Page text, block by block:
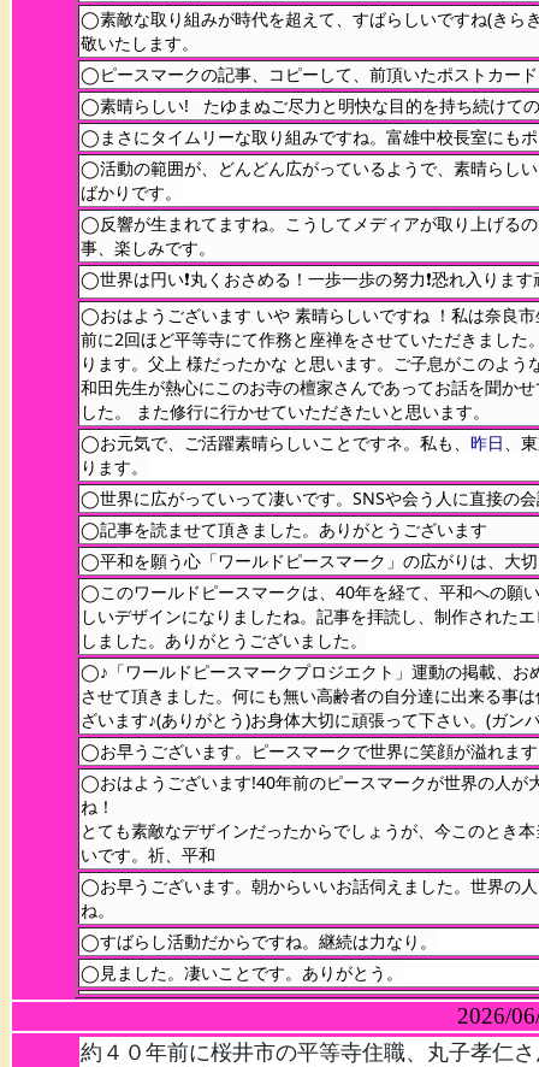
◯素敵な取り組みが時代を超えて、すばらしいですね(きら
敬いたします。
◯ピースマークの記事、コピーして、前頂いたポストカー
◯素晴らしい! たゆまぬご尽力と明快な目的を持ち続けて
◯まさにタイムリーな取り組みですね。富雄中校長室にも
◯活動の範囲が、どんどん広がっているようで、素晴らし
ばかりです。
◯反響が生まれてますね。こうしてメディアが取り上げる
事、楽しみです。
◯世界は円い❗丸くおさめる！一歩一歩の努力❗恐れ入りま
◯おはようございます いや 素晴らしいですね ！私は奈良
前に2回ほど平等寺にて作務と座禅をさせていただきまし
ります。父上 様だったかな と思います。ご子息がこのよ
和田先生が熱心にこのお寺の檀家さんであってお話を聞か
した。 また修行に行かせていただきたいと思います。
◯お元気で、ご活躍素晴らしいことですネ。私も、 昨日、
ります。
◯世界に広がっていって凄いです。SNSや会う人に直接の
◯記事を読ませて頂きました。ありがとうございます
◯平和を願う心「ワールドピースマーク」の広がりは、大
◯このワールドピースマークは、40年を経て、平和への願
しいデザインになりましたね。記事を拝読し、制作された
しました。ありがとうございました。
◯♪「ワールドピースマークプロジエクト」運動の掲載、お
させて頂きました。何にも無い高齢者の自分達に出来る事
ざいます♪(ありがとう)お身体大切に頑張って下さい。(ガン
◯お早うございます。ピースマークで世界に笑顔が溢れま
◯おはようございます!40年前のピースマークが世界の人が
ね！
とても素敵なデザインだったからでしょうが、今このとき
いです。祈、平和
◯お早うございます。朝からいいお話伺えました。世界の
ね。
◯すばらし活動だからですね。継続は力なり。
◯見ました。凄いことです。ありがとう。
2026/
約４０年前に桜井市の平等寺住職、丸子孝仁